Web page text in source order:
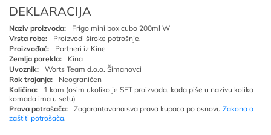
DEKLARACIJA
Naziv proizvoda:
Frigo mini box cubo 200ml W
Vrsta robe:
Proizvodi široke potrošnje.
Proizvođač:
Partneri iz Kine
Zemlja porekla:
Kina
Uvoznik:
Worts Team d.o.o. Šimanovci
Rok trajanja:
Neograničen
Količina:
1 kom (osim ukoliko je SET proizvoda, kada piše u nazivu koliko
komada ima u setu)
Prava potrošača:
Zagarantovana sva prava kupaca po osnovu Zakona o
zaštiti potrošača.